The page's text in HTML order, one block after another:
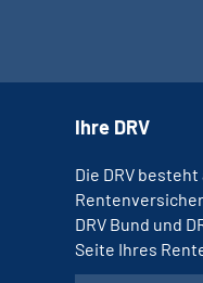
Ihre DRV
Die DRV
DRV Bund und
Seite Ihres